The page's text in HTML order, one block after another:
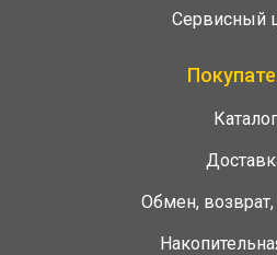
Сервисный
Каталог
Обмен, возврат,